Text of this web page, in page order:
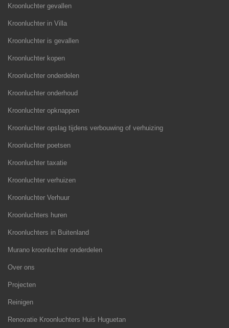
Kroonluchter gevallen
Kroonluchter in Villa
Kroonluchter is gevallen
Kroonluchter kopen
Kroonluchter onderdelen
Kroonluchter onderhoud
Kroonluchter opknappen
Kroonluchter opslag tijdens verbouwing of verhuizing
Kroonluchter poetsen
Kroonluchter taxatie
Kroonluchter verhuizen
Kroonluchter Verhuur
Kroonluchters huren
Kroonluchters in Buitenland
Murano kroonluchter onderdelen
Over ons
Projecten
Reinigen
Renovatie Kroonluchters Huis Huguetan